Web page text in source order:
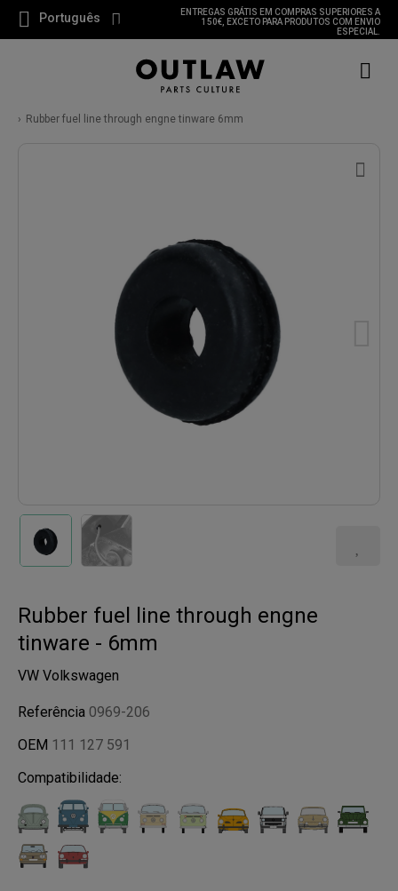
Português
ENTREGAS GRÁTIS EM COMPRAS SUPERIORES A
150€, EXCETO PARA PRODUTOS COM ENVIO
ESPECIAL.
Rubber fuel line through engne tinware 6mm
Rubber fuel line through engne
tinware - 6mm
VW Volkswagen
Referência 0969-206
OEM 111 127 591
Compatibilidade: